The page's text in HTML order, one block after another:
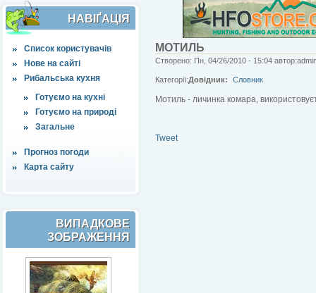
НАВІҐАЦІЯ
Список користувачів
Нове на сайті
Рибальська кухня
Готуємо на кухні
Готуємо на природі
Загальне
Прогноз погоди
Карта сайту
ВИПАДКОВЕ
ЗОБРАЖЕННЯ
МОТИЛЬ
Створено: Пн, 04/26/2010 - 15:04
Категорії:Довідник: Словник
Мотиль - личинка комара,
Tweet